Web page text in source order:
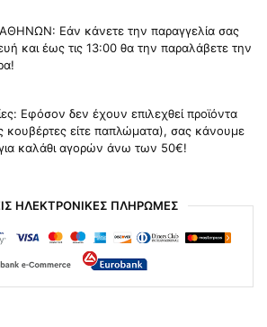
ΑΘΗΝΩΝ: Εάν κάνετε την παραγγελία σας
και έως τις 13:00 θα την παραλάβετε την
Εφόσον δεν έχουν επιλεχθεί προϊόντα
είτε παπλώματα), σας κάνουμε
καλάθι αγορών άνω των 50€!
ΗΛΕΚΤΡΟΝΙΚΕΣ ΠΛΗΡΩΜΕΣ